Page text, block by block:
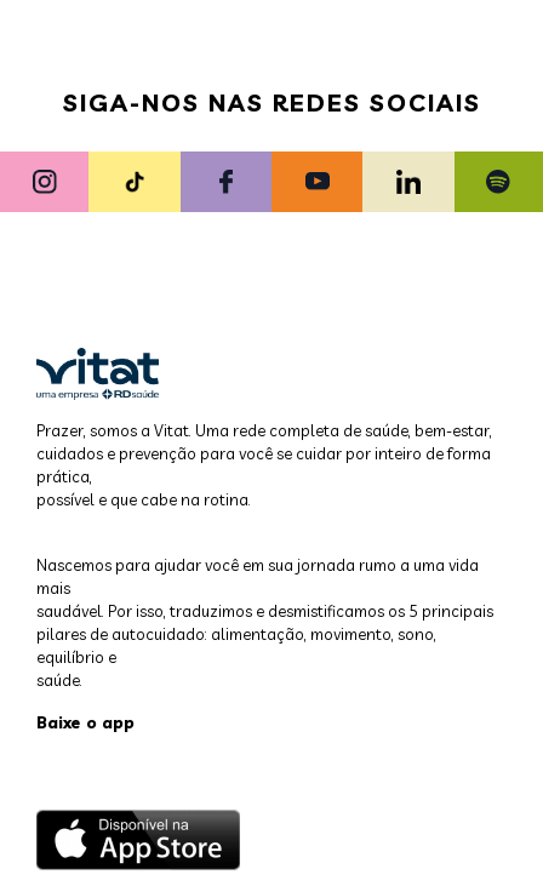
SIGA-NOS NAS REDES SOCIAIS
Prazer, somos a Vitat. Uma rede completa de saúde, bem-estar,
cuidados e prevenção para você se cuidar por inteiro de forma
prática,
possível e que cabe na rotina.
Nascemos para ajudar você em sua jornada rumo a uma vida
mais
saudável. Por isso, traduzimos e desmistificamos os 5 principais
pilares de autocuidado: alimentação, movimento, sono,
equilíbrio e
saúde.
Baixe o app